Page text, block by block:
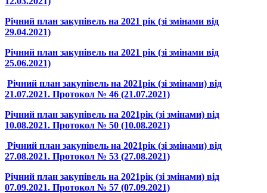
Річний план закупівель на 2021 рік (зі змінами від
29.04.2021)
Річний план закупівель на 2021 рік (зі змінами від
25.06.2021)
Річний план закупівель на 2021рік (зі змінами) від
21.07.2021. Протокол № 46 (21.07.2021)
Річний план закупівель на 2021рік (зі змінами) від
10.08.2021. Протокол № 50 (10.08.2021)
Річний план закупівель на 2021рік (зі змінами) від
27.08.2021. Протокол № 53 (27.08.2021)
Річний план закупівель на 2021рік (зі змінами) від
07.09.2021. Протокол № 57 (07.09.2021)